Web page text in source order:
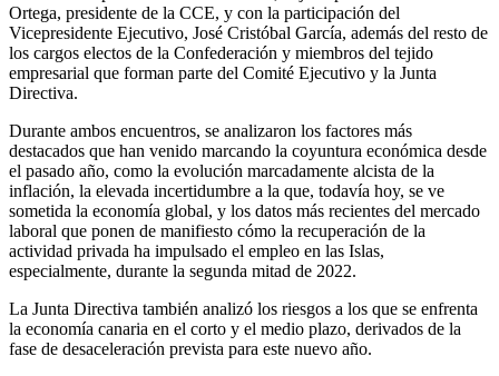
Ortega, presidente de la CCE, y con la participación del
Vicepresidente Ejecutivo, José Cristóbal García, además del resto de
los cargos electos de la Confederación y miembros del tejido
empresarial que forman parte del Comité Ejecutivo y la Junta
Directiva.
Durante ambos encuentros, se analizaron los factores más
destacados que han venido marcando la coyuntura económica desde
el pasado año, como la evolución marcadamente alcista de la
inflación, la elevada incertidumbre a la que, todavía hoy, se ve
sometida la economía global, y los datos más recientes del mercado
laboral que ponen de manifiesto cómo la recuperación de la
actividad privada ha impulsado el empleo en las Islas,
especialmente, durante la segunda mitad de 2022.
La Junta Directiva también analizó los riesgos a los que se enfrenta
la economía canaria en el corto y el medio plazo, derivados de la
fase de desaceleración prevista para este nuevo año.